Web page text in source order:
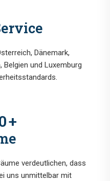
Dänemark,
Belgien und Luxemburg
+
verdeutlichen, dass
uns unmittelbar mit